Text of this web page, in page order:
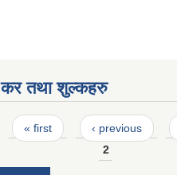
कर तथा शुल्कहरु
Pages
« first ‹ previous
2